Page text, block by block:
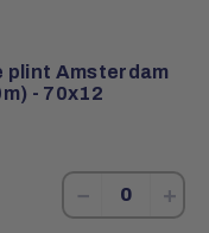
plint Amsterdam
- 70x12
− +